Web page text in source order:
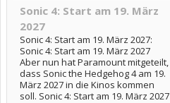
Sonic 4: Start am 19. März
2027
Sonic 4: Start am 19. März 2027:
Sonic 4: Start am 19. März 2027
Aber nun hat Paramount mitgeteilt,
dass Sonic the Hedgehog 4 am 19.
März 2027 in die Kinos kommen
soll. Sonic 4: Start am 19. März 2027